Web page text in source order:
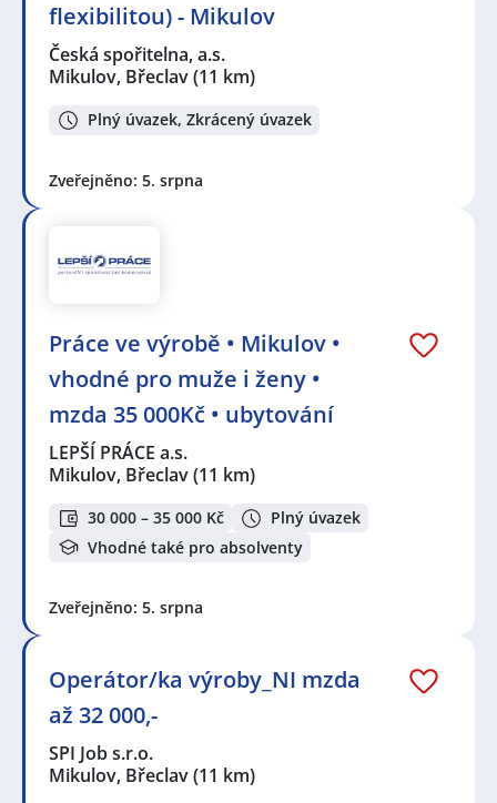
flexibilitou) - Mikulov
Česká spořitelna, a.s.
Mikulov, Břeclav(11 km)
Plný úvazek, Zkrácený úvazek
Zveřejněno: 5. srpna
Práce ve výrobě • Mikulov •
vhodné pro muže i ženy •
mzda 35 000Kč • ubytování
LEPŠÍ PRÁCE a.s.
Mikulov, Břeclav(11 km)
30 000 – 35 000 Kč
Plný úvazek
Vhodné také pro absolventy
Zveřejněno: 5. srpna
Operátor/ka výroby_NI mzda
až 32 000,-
SPI Job s.r.o.
Mikulov, Břeclav(11 km)